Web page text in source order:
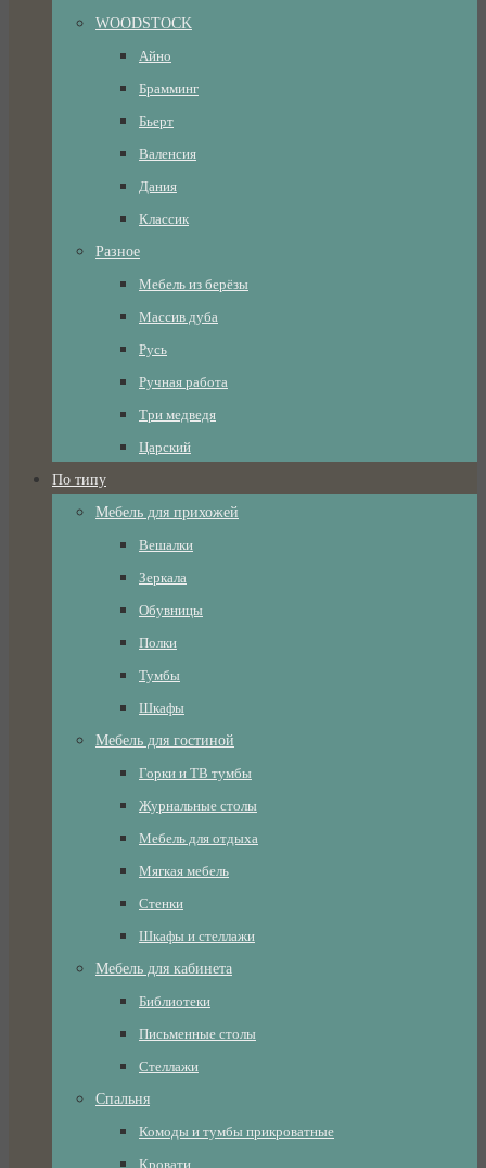
WOODSTOCK
Айно
Брамминг
Бьерт
Валенсия
Дания
Классик
Разное
Мебель из берёзы
Массив дуба
Русь
Ручная работа
Три медведя
Царский
По типу
Мебель для прихожей
Вешалки
Зеркала
Обувницы
Полки
Тумбы
Шкафы
Мебель для гостиной
Горки и ТВ тумбы
Журнальные столы
Мебель для отдыха
Мягкая мебель
Стенки
Шкафы и стеллажи
Мебель для кабинета
Библиотеки
Письменные столы
Стеллажи
Спальня
Комоды и тумбы прикроватные
Кровати